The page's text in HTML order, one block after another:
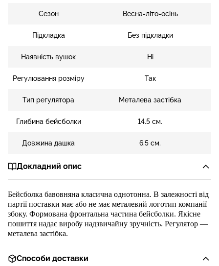
Сезон Весна-літо-осінь
Підкладка Без підкладки
Наявність вушок Ні
Регулювання розміру Так
Тип регулятора Металева застібка
Глибина бейсболки 14.5 см.
Довжина дашка 6.5 см.
Докладний опис
Бейсболка бавовняна класична однотонна. В залежності від
партії поставки має або не має металевий логотип компанії
збоку. Формована фронтальна частина бейсболки. Якісне
пошиття надає виробу надзвичайну зручність. Регулятор —
металева застібка.
Способи доставки